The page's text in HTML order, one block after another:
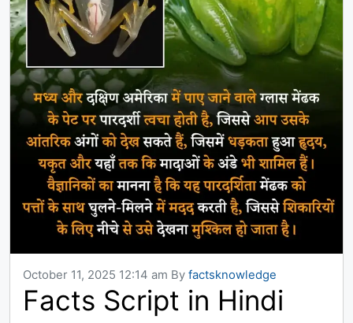
October 11, 2025 12:14 am By factsknowledge
Facts Script in Hindi